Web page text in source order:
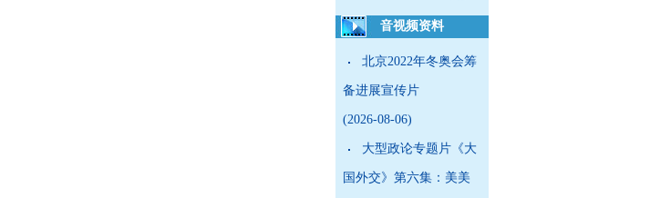
音视频资料
北京2022年冬奥会筹
备进展宣传片
(2026-08-06)
大型政论专题片《大
国外交》第六集：美美